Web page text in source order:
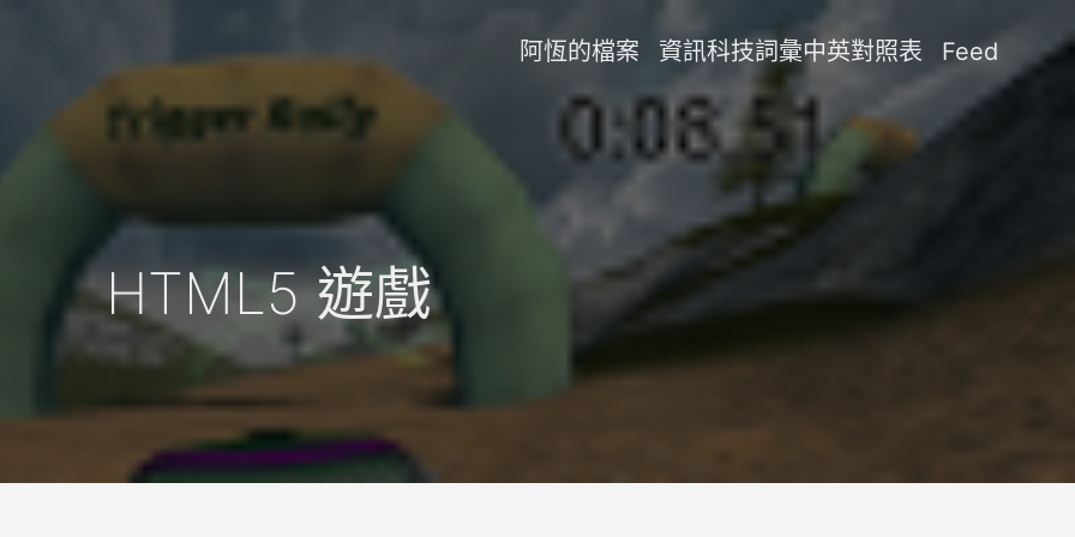
阿恆的檔案 資訊科技詞彙中英對照表 Feed
HTML5 遊戲